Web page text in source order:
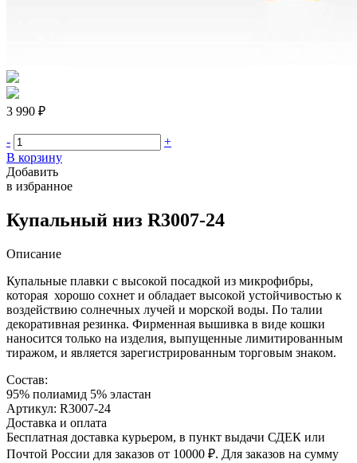
3 990 ₽
-
+
В корзину
Добавить
в избранное
Купальный низ R3007-24
Описание
Купальные плавки с высокой посадкой из микрофибры,
которая хорошо сохнет и обладает высокой устойчивостью к
воздействию солнечных лучей и морской воды. По талии
декоративная резинка. Фирменная вышивка в виде кошки
наносится только на изделия, выпущенные лимитированным
тиражом, и является зарегистрированным торговым знаком.
Состав:
95% полиамид 5% эластан
Артикул: R3007-24
Доставка и оплата
Бесплатная доставка курьером, в пункт выдачи СДЕК или
Почтой России для заказов от 10000 ₽. Для заказов на сумму